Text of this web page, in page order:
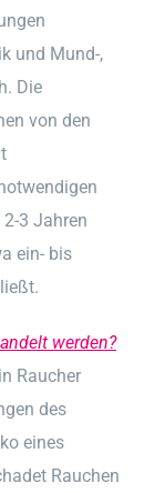
und Mund-,
Die
von den
3 Jahren
ein- bis
werden?
Raucher
des
eines
Rauchen